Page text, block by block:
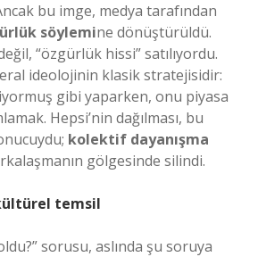
bu imge, medya tarafından
söylemine dönüştürüldü.
“özgürlük hissi” satılıyordu.
ideolojinin klasik stratejisidir:
gibi yaparken, onu piyasa
Hepsi’nin dağılması, bu
kolektif dayanışma
gölgesinde silindi.
temsil
sorusu, aslında şu soruya